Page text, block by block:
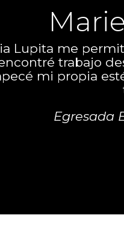
Lupita me
trabajo
mi propia
Egresada